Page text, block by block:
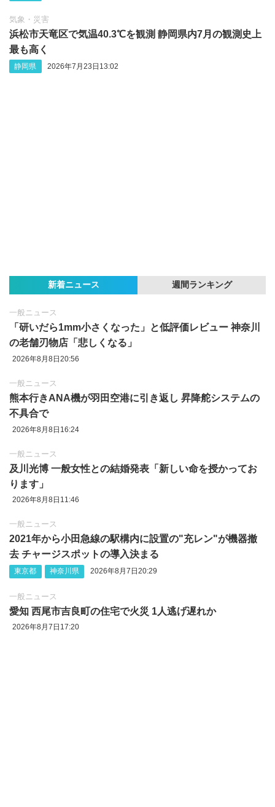
気象・災害
浜松市天竜区で気温40.3℃を観測 静岡県内7月の観測史上
最も高く
静岡県 2026年7月23日13:02
新着ニュース 週間ランキング
一般ニュース
「研いだら1mm小さくなった」と低評価レビュー 神奈川
の老舗刃物店「悲しくなる」
2026年8月8日20:56
一般ニュース
熊本行きANA機が羽田空港に引き返し 昇降舵システムの
不具合で
2026年8月8日16:24
一般ニュース
及川光博 一般女性との結婚発表「新しい命を授かってお
ります」
2026年8月8日11:46
一般ニュース
2021年から小田急線の駅構内に設置の"充レン"が機器撤
去 チャージスポットの導入決まる
東京都 神奈川県 2026年8月7日20:29
一般ニュース
愛知 西尾市吉良町の住宅で火災 1人逃げ遅れか
2026年8月7日17:20